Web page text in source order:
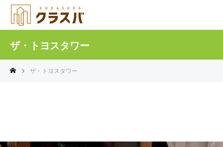
ザ・トヨスタワー
ザ・トヨスタワー